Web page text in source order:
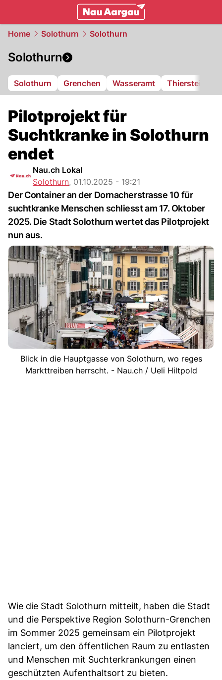
Home Solothurn Solothurn
Solothurn
Solothurn Grenchen Wasseramt Thierstein
Pilotprojekt für
Suchtkranke in Solothurn
endet
Nau.ch Lokal
Solothurn, 01.10.2025 - 19:21
Der Container an der Dornacherstrasse 10 für
suchtkranke Menschen schliesst am 17. Oktober
2025. Die Stadt Solothurn wertet das Pilotprojekt
nun aus.
Blick in die Hauptgasse von Solothurn, wo reges
Markttreiben herrscht. - Nau.ch / Ueli Hiltpold
Wie die Stadt Solothurn mitteilt, haben die Stadt
und die Perspektive Region Solothurn-Grenchen
im Sommer 2025 gemeinsam ein Pilotprojekt
lanciert, um den öffentlichen Raum zu entlasten
und Menschen mit Suchterkrankungen einen
geschützten Aufenthaltsort zu bieten.